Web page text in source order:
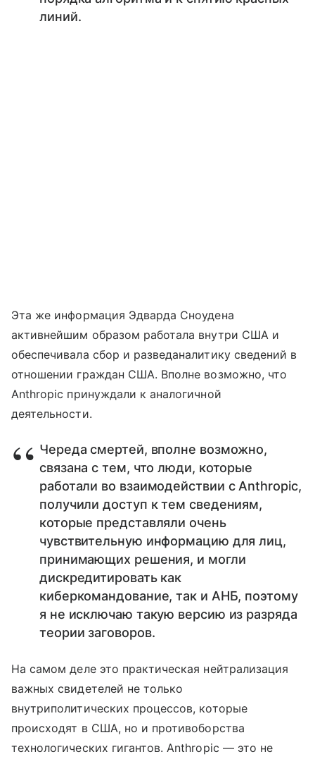
линий.
Эта же информация Эдварда Сноудена
активнейшим образом работала внутри США и
обеспечивала сбор и разведаналитику сведений в
отношении граждан США. Вполне возможно, что
Anthropic принуждали к аналогичной
деятельности.
Череда смертей, вполне возможно,
связана с тем, что люди, которые
работали во взаимодействии с Anthropic,
получили доступ к тем сведениям,
которые представляли очень
чувствительную информацию для лиц,
принимающих решения, и могли
дискредитировать как
киберкомандование, так и АНБ, поэтому
я не исключаю такую версию из разряда
теории заговоров.
На самом деле это практическая нейтрализация
важных свидетелей не только
внутриполитических процессов, которые
происходят в США, но и противоборства
технологических гигантов. Anthropic — это не